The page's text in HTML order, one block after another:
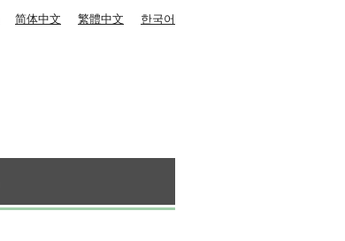
简体中文 繁體中文 한국어